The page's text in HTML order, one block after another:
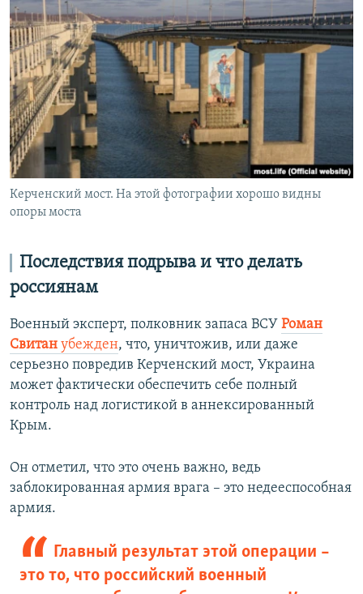
Керченский мост. На этой фотографии хорошо видны
опоры моста
Последствия подрыва и что делать
россиянам
Военный эксперт, полковник запаса ВСУ Роман
Свитан убежден, что, уничтожив, или даже
серьезно повредив Керченский мост, Украина
может фактически обеспечить себе полный
контроль над логистикой в аннексированный
Крым.
Он отметил, что это очень важно, ведь
заблокированная армия врага – это недееспособная
армия.
Главный результат этой операции –
это то, что российский военный